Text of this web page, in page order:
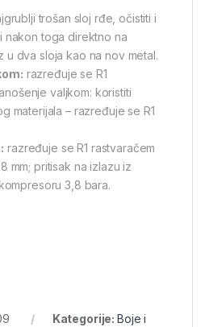
trošan sloj rđe, očistiti i
nakon toga direktno na
u dva sloja kao na nov metal.
razređuje se R1
valjkom: koristiti
materijala – razređuje se R1
razređuje se R1 rastvaračem
mm; pritisak na izlazu iz
3,8 bara.
Kategorije: Boje i